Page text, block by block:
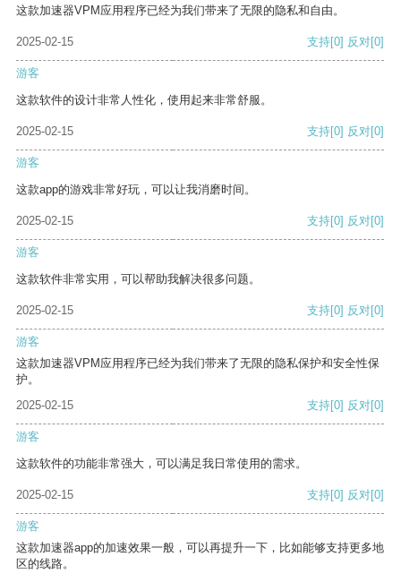
这款加速器VPM应用程序已经为我们带来了无限的隐私和自由。
2025-02-15 支持[0] 反对[0]
游客
这款软件的设计非常人性化，使用起来非常舒服。
2025-02-15 支持[0] 反对[0]
游客
这款app的游戏非常好玩，可以让我消磨时间。
2025-02-15 支持[0] 反对[0]
游客
这款软件非常实用，可以帮助我解决很多问题。
2025-02-15 支持[0] 反对[0]
游客
这款加速器VPM应用程序已经为我们带来了无限的隐私保护和安全性保
护。
2025-02-15
支持[0] 反对[0]
游客
这款软件的功能非常强大，可以满足我日常使用的需求。
2025-02-15 支持[0] 反对[0]
游客
这款加速器app的加速效果一般，可以再提升一下，比如能够支持更多地
区的线路。